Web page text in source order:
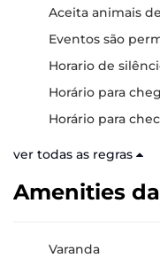
Aceita animais
Eventos são
Horario de
Horário para
Horário para
ver todas as regras
Amenities
Varanda